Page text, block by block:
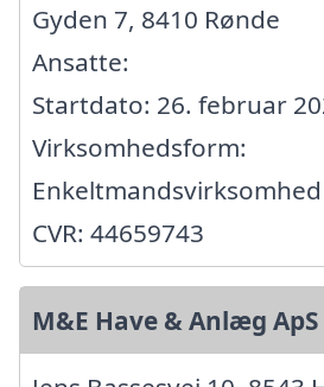
Gyden 7, 8410 Rønde
Ansatte:
Startdato: 26. februar
Virksomhedsform:
Enkeltmandsvirksomhed
CVR: 44659743
M&E Have & Anlæg ApS